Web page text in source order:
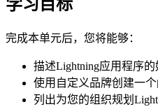
学习目标
完成本单元后，您将能够：
描述Lightning应用程序的
使用自定义品牌创建一个
列出为您的组织规划